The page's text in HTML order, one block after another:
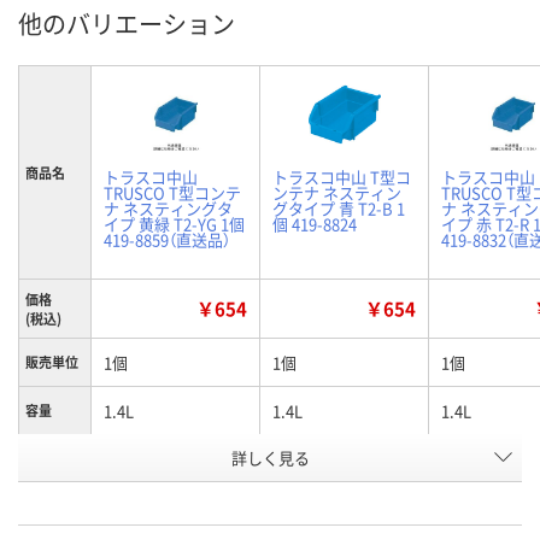
他のバリエーション
商品名 トラスコ中山
TRUSCO T型コンテ
ナ ネスティングタ
イプ 黄緑 T2-YG 1個
419-8859（直送品）
トラスコ中山 T型コ
ンテナ ネスティン
グタイプ 青 T2-B 1
個 419-8824
トラスコ中山
TRUSCO T型
ナ ネスティ
イプ 赤 T2-R
419-8832（直
価格
(税込)
￥654 ￥654
販売単位 1個 1個 1個
容量 1.4L 1.4L 1.4L
ブルー
号
詳しく見る